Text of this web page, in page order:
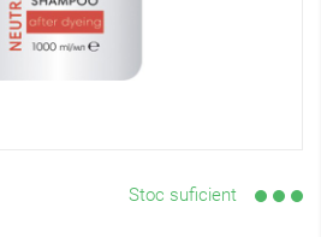
Stoc suficient